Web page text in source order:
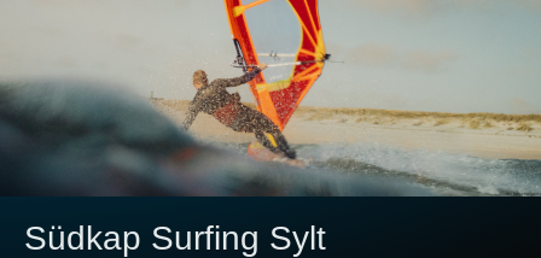
Südkap Surfing Sylt